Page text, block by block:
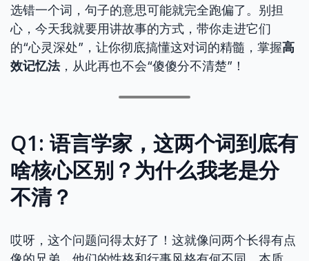
选错一个词，句子的意思可能就完全跑偏了。别担
心，今天我就要用讲故事的方式，带你走进它们
的“心灵深处”，让你彻底搞懂这对词的精髓，掌握高
效记忆法，从此再也不会“傻傻分不清楚”！
Q1: 语言学家，这两个词到底有
啥核心区别？为什么我老是分
不清？
哎呀，这个问题问得太好了！这就像问两个长得有点